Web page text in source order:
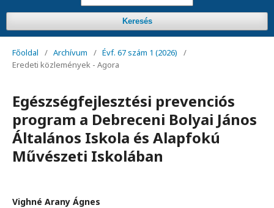
Keresés
Főoldal / Archívum / Évf. 67 szám 1 (2026)
/
Eredeti közlemények - Agora
Egészségfejlesztési prevenciós
program a Debreceni Bolyai János
Általános Iskola és Alapfokú
Művészeti Iskolában
Vighné Arany Ágnes